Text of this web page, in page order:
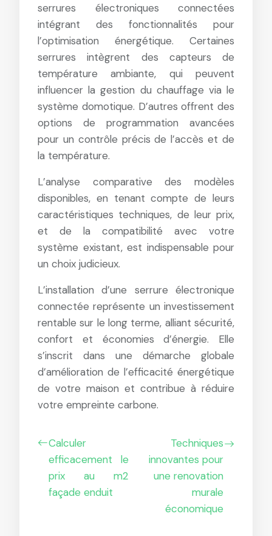
serrures électroniques connectées
intégrant des fonctionnalités pour
l’optimisation énergétique. Certaines
serrures intègrent des capteurs de
température ambiante, qui peuvent
influencer la gestion du chauffage via le
système domotique. D’autres offrent des
options de programmation avancées
pour un contrôle précis de l’accès et de
la température.
L’analyse comparative des modèles
disponibles, en tenant compte de leurs
caractéristiques techniques, de leur prix,
et de la compatibilité avec votre
système existant, est indispensable pour
un choix judicieux.
L’installation d’une serrure électronique
connectée représente un investissement
rentable sur le long terme, alliant sécurité,
confort et économies d’énergie. Elle
s’inscrit dans une démarche globale
d’amélioration de l’efficacité énergétique
de votre maison et contribue à réduire
votre empreinte carbone.
Calculer
efficacement le
prix au m2
façade enduit
Techniques
innovantes pour
une renovation
murale
économique